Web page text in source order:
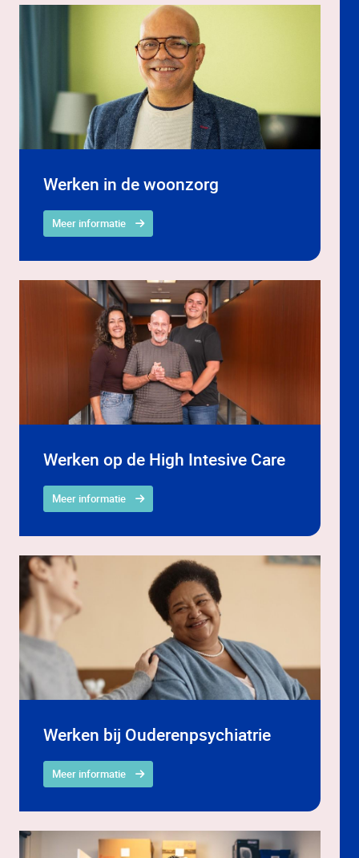
Werken in de woonzorg
Meer informatie
Werken op de High Intesive Care
Meer informatie
Werken bij Ouderenpsychiatrie
Meer informatie